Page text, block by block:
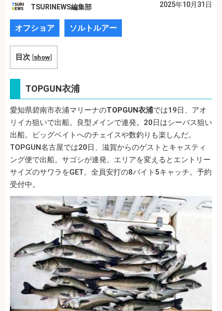
TSURINEWS編集部 2025年10月31日
オフショア ソルトルアー
目次 [show]
TOPGUN衣浦
愛知県碧南市衣浦マリーナのTOPGUN衣浦では19日、アオ
リイカ狙いで出船。良型メインで連発。20日はシーバス狙い
出船。ビッグベイトへのチェイスや数釣りも楽しんだ。
TOPGUN名古屋では20日、滋賀からのゲストとキャスティ
ング便で出船。サゴシが連発。エリアを変えるとエントリー
サイズのサワラをGET。全員安打の8バイト5キャッチ。予約
受付中。